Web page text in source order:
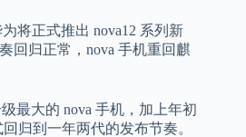
将正式推出 nova12 系列新
回归正常，nova 手机重回麒
最大的 nova 手机，加上年初
归到一年两代的发布节奏。